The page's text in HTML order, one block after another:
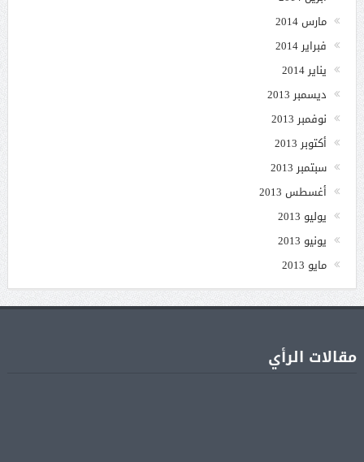
مارس 2014
فبراير 2014
يناير 2014
ديسمبر 2013
نوفمبر 2013
أكتوبر 2013
سبتمبر 2013
أغسطس 2013
يوليو 2013
يونيو 2013
مايو 2013
مقالات الرأي